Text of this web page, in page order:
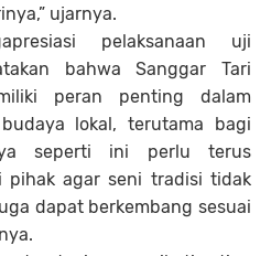
ujarnya.
pelaksanaan uji
bahwa Sanggar Tari
peran penting dalam
lokal, terutama bagi
seperti ini perlu terus
pihak agar seni tradisi tidak
dapat berkembang sesuai